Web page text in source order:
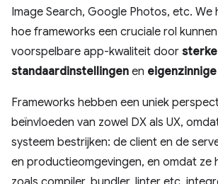
Image Search, Google Photos, etc.
hoe frameworks een cruciale rol
voorspelbare app-kwaliteit door sterke
standaardinstellingen en
Frameworks hebben een uniek
beïnvloeden van zowel DX als UX,
systeem bestrijken: de client en de
en productieomgevingen, en omdat ze